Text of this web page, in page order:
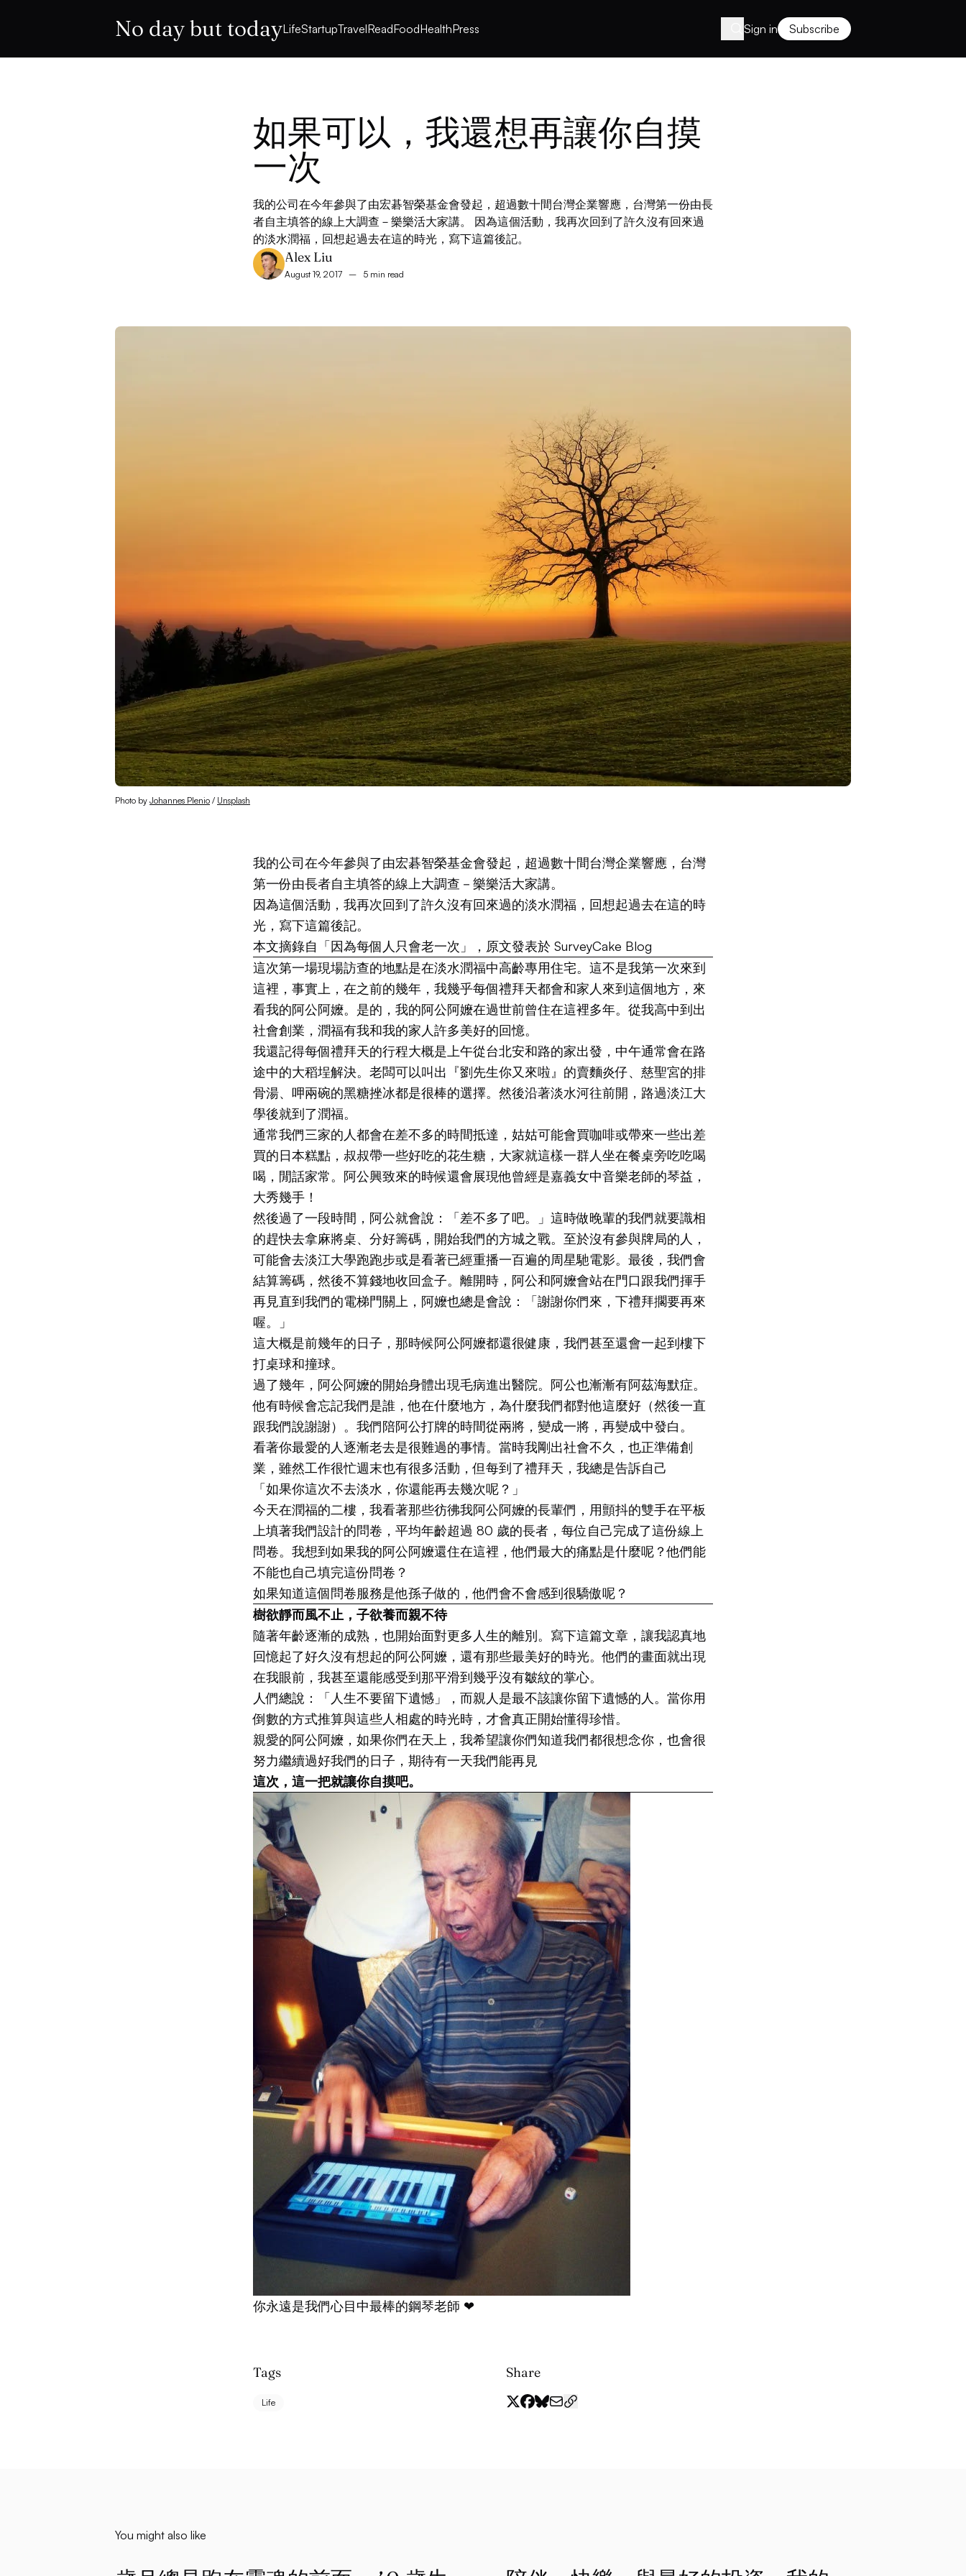
No day but todayLifeStartupTravelReadFoodHealthPress Sign in Subscribe
如果可以，我還想再讓你自摸
一次
我的公司在今年參與了由宏碁智榮基金會發起，超過數十間台灣企業響應，台灣第一份由長
者自主填答的線上大調查－樂樂活大家講。 因為這個活動，我再次回到了許久沒有回來過
的淡水潤福，回想起過去在這的時光，寫下這篇後記。
Alex Liu
August 19, 2017 – 5 min read
Photo by Johannes Plenio / Unsplash
我的公司在今年參與了由宏碁智榮基金會發起，超過數十間台灣企業響應，台灣
第一份由長者自主填答的線上大調查－ 樂樂活大家講。
因為這個活動，我再次回到了許久沒有回來過的淡水潤福，回想起過去在這的時
光，寫下這篇後記。
本文摘錄自 「因為每個人只會老一次」 ，原文發表於 SurveyCake Blog
這次第一場現場訪查的地點是在淡水潤福中高齡專用住宅。這不是我第一次來到
這裡，事實上，在之前的幾年，我幾乎每個禮拜天都會和家人來到這個地方，來
看我的阿公阿嬤。是的，我的阿公阿嬤在過世前曾住在這裡多年。從我高中到出
社會創業，潤福有我和我的家人許多美好的回憶。
我還記得每個禮拜天的行程大概是上午從台北安和路的家出發，中午通常會在路
途中的大稻埕解決。老闆可以叫出『劉先生你又來啦』的賣麵炎仔、慈聖宮的排
骨湯、呷兩碗的黑糖挫冰都是很棒的選擇。然後沿著淡水河往前開，路過淡江大
學後就到了潤福。
通常我們三家的人都會在差不多的時間抵達，姑姑可能會買咖啡或帶來一些出差
買的日本糕點，叔叔帶一些好吃的花生糖，大家就這樣一群人坐在餐桌旁吃吃喝
喝，閒話家常。阿公興致來的時候還會展現他曾經是嘉義女中音樂老師的琴益，
大秀幾手！
然後過了一段時間，阿公就會說：「差不多了吧。」這時做晚輩的我們就要識相
的趕快去拿麻將桌、分好籌碼，開始我們的方城之戰。至於沒有參與牌局的人，
可能會去淡江大學跑跑步或是看著已經重播一百遍的周星馳電影。最後，我們會
結算籌碼，然後不算錢地收回盒子。離開時，阿公和阿嬤會站在門口跟我們揮手
再見直到我們的電梯門關上，阿嬤也總是會說：「謝謝你們來，下禮拜擱要再來
喔。」
這大概是前幾年的日子，那時候阿公阿嬤都還很健康，我們甚至還會一起到樓下
打桌球和撞球。
過了幾年，阿公阿嬤的開始身體出現毛病進出醫院。阿公也漸漸有阿茲海默症。
他有時候會忘記我們是誰，他在什麼地方，為什麼我們都對他這麼好（然後一直
跟我們說謝謝）。我們陪阿公打牌的時間從兩將，變成一將，再變成中發白。
看著你最愛的人逐漸老去是很難過的事情。當時我剛出社會不久，也正準備創
業，雖然工作很忙週末也有很多活動，但每到了禮拜天，我總是告訴自己
「如果你這次不去淡水，你還能再去幾次呢？」
今天在潤福的二樓，我看著那些彷彿我阿公阿嬤的長輩們，用顫抖的雙手在平板
上填著我們設計的問卷，平均年齡超過 80 歲的長者，每位自己完成了這份線上
問卷。我想到如果我的阿公阿嬤還住在這裡，他們最大的痛點是什麼呢？他們能
不能也自己填完這份問卷？
如果知道這個問卷服務是他孫子做的，他們會不會感到很驕傲呢？
樹欲靜而風不止，子欲養而親不待
隨著年齡逐漸的成熟，也開始面對更多人生的離別。寫下這篇文章，讓我認真地
回憶起了好久沒有想起的阿公阿嬤，還有那些最美好的時光。他們的畫面就出現
在我眼前，我甚至還能感受到那平滑到幾乎沒有皺紋的掌心。
人們總說：「人生不要留下遺憾」，而親人是最不該讓你留下遺憾的人。當你用
倒數的方式推算與這些人相處的時光時，才會真正開始懂得珍惜。
親愛的阿公阿嬤，如果你們在天上，我希望讓你們知道我們都很想念你，也會很
努力繼續過好我們的日子，期待有一天我們能再見
這次，這一把就讓你自摸吧。
你永遠是我們心目中最棒的鋼琴老師 ❤
Tags
Life
Share
You might also like